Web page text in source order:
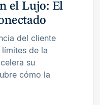
el Lujo: El
del cliente
de la
su
cómo la